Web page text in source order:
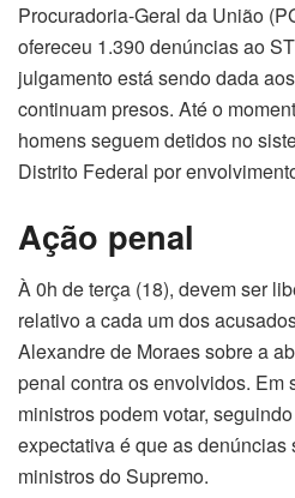
Procuradoria-Geral da União
ofereceu 1.390 denúncias ao
julgamento está sendo dada
continuam presos. Até o
homens seguem detidos no
Distrito Federal por
Ação penal
À 0h de terça (18), devem ser
relativo a cada um dos
Alexandre de Moraes sobre a
penal contra os envolvidos. Em
ministros podem votar,
expectativa é que as
ministros do Supremo.